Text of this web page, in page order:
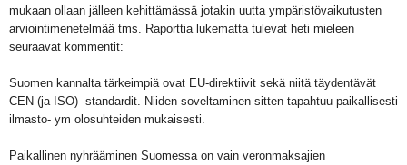
mukaan ollaan jälleen kehittämässä jotakin uutta ympäristövaikutusten
arviointimenetelmää tms. Raporttia lukematta tulevat heti mieleen
seuraavat kommentit:
Suomen kannalta tärkeimpiä ovat EU-direktiivit sekä niitä täydentävät
CEN (ja ISO) -standardit. Niiden soveltaminen sitten tapahtuu paikallisesti
ilmasto- ym olosuhteiden mukaisesti.
Paikallinen nyhrääminen Suomessa on vain veronmaksajien